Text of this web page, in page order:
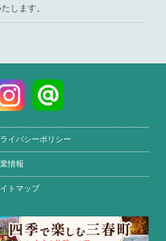
します。
イバシーポリシー
情報
トマップ